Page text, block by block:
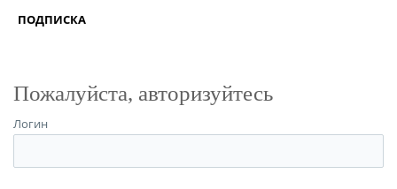
ПОДПИСКА
Пожалуйста, авторизуйтесь
Логин